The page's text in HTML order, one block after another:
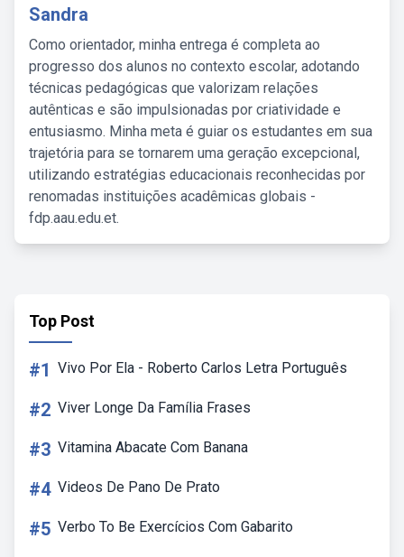
Sandra
Como orientador, minha entrega é completa ao
progresso dos alunos no contexto escolar, adotando
técnicas pedagógicas que valorizam relações
autênticas e são impulsionadas por criatividade e
entusiasmo. Minha meta é guiar os estudantes em sua
trajetória para se tornarem uma geração excepcional,
utilizando estratégias educacionais reconhecidas por
renomadas instituições acadêmicas globais -
fdp.aau.edu.et.
Top Post
#1 Vivo Por Ela - Roberto Carlos Letra Português
#2 Viver Longe Da Família Frases
#3 Vitamina Abacate Com Banana
#4 Videos De Pano De Prato
#5 Verbo To Be Exercícios Com Gabarito